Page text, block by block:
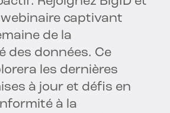
captivant
de la
des données. Ce
les dernières
à jour et défis en
à la